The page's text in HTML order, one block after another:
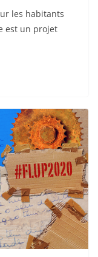
les habitants
est un projet